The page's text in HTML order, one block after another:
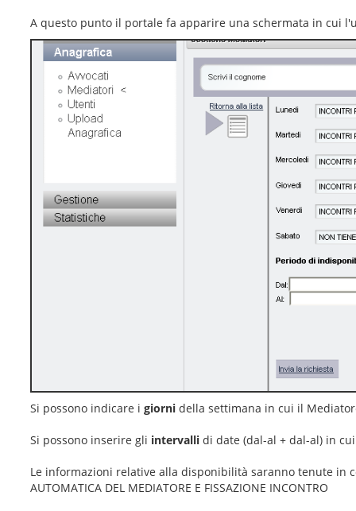
A questo punto il portale fa apparire una schermata in cui
Si possono indicare i giorni della settimana in cui il
Si possono inserire gli intervalli di date (dal-al + dal-al) in
Le informazioni relative alla disponibilità saranno tenute in
AUTOMATICA DEL MEDIATORE E FISSAZIONE INCONTRO